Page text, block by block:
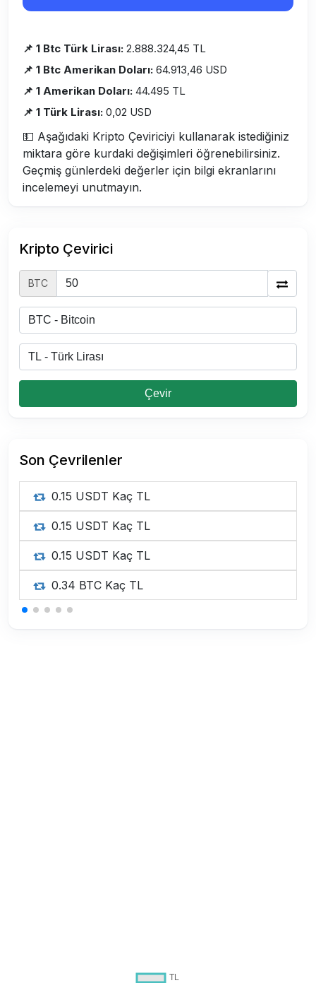
📌 1 Btc Türk Lirası: 2.888.324,45 TL
📌 1 Btc Amerikan Doları: 64.913,46 USD
📌 1 Amerikan Doları: 44.495 TL
📌 1 Türk Lirası: 0,02 USD
💵 Aşağıdaki Kripto Çeviriciyi kullanarak istediğiniz
miktara göre kurdaki değişimleri öğrenebilirsiniz.
Geçmiş günlerdeki değerler için bilgi ekranlarını
incelemeyi unutmayın.
Kripto Çevirici
BTC
Çevir
Son Çevrilenler
0.15 USDT Kaç TL
0.15 USDT Kaç TL
0.15 USDT Kaç TL
0.34 BTC Kaç TL